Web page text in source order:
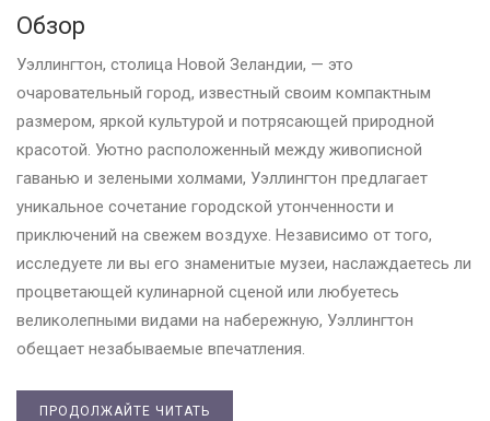
Обзор
Уэллингтон, столица Новой Зеландии, — это
очаровательный город, известный своим компактным
размером, яркой культурой и потрясающей природной
красотой. Уютно расположенный между живописной
гаванью и зелеными холмами, Уэллингтон предлагает
уникальное сочетание городской утонченности и
приключений на свежем воздухе. Независимо от того,
исследуете ли вы его знаменитые музеи, наслаждаетесь ли
процветающей кулинарной сценой или любуетесь
великолепными видами на набережную, Уэллингтон
обещает незабываемые впечатления.
ПРОДОЛЖАЙТЕ ЧИТАТЬ